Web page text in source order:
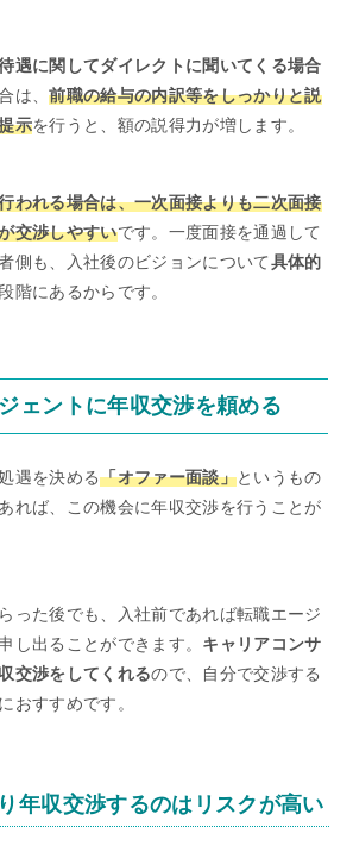
遇に関してダイレクトに聞いてくる場合
は、前職の給与の内訳等をしっかりと説
示を行うと、額の説得力が増します。
われる場合は、一次面接よりも二次面接
交渉しやすいです。一度面接を通過して
側も、入社後のビジョンについて具体的
階にあるからです。
ェントに年収交渉を頼める
遇を決める「オファー面談」というもの
れば、この機会に年収交渉を行うことが
った後でも、入社前であれば転職エージ
し出ることができます。 キャリアコンサ
交渉をしてくれるので、自分で交渉する
おすすめです。
年収交渉するのはリスクが高い